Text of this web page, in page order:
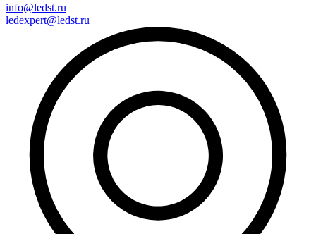
info@ledst.ru
ledexpert@ledst.ru